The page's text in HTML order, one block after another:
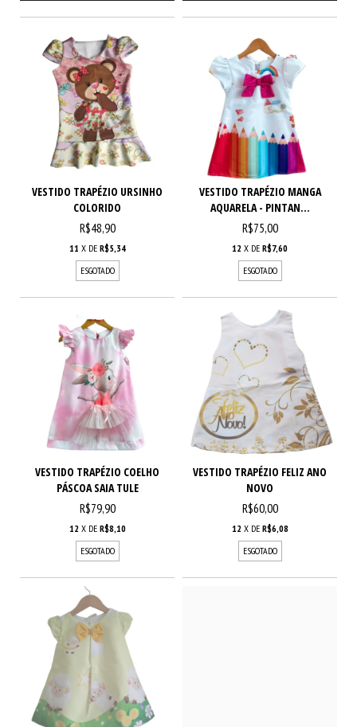
VESTIDO TRAPÉZIO URSINHO
COLORIDO
R$48,90
11 X DE R$5,34
ESGOTADO
VESTIDO TRAPÉZIO MANGA
AQUARELA - PINTAN...
R$75,00
12 X DE R$7,60
ESGOTADO
VESTIDO TRAPÉZIO COELHO
PÁSCOA SAIA TULE
R$79,90
12 X DE R$8,10
ESGOTADO
VESTIDO TRAPÉZIO FELIZ ANO
NOVO
R$60,00
12 X DE R$6,08
ESGOTADO